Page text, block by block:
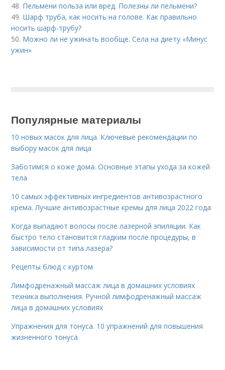
48. Пельмени польза или вред. Полезны ли пельмени?
49. Шарф труба, как носить на голове. Как правильно
носить шарф-трубу?
50. Можно ли не ужинать вообще. Села на диету «Минус
ужин»
Популярные материалы
10 новых масок для лица. Ключевые рекомендации по
выбору масок для лица
Заботимся о коже дома. Основные этапы ухода за кожей
тела
10 самых эффективных ингредиентов антивозрастного
крема. Лучшие антивозрастные кремы для лица 2022 года
Когда выпадают волосы после лазерной эпиляции. Как
быстро тело становится гладким после процедуры, в
зависимости от типа лазера?
Рецепты блюд с куртом
Лимфодренажный массаж лица в домашних условиях
техника выполнения. Ручной лимфодренажный массаж
лица в домашних условиях
Упражнения для тонуса. 10 упражнений для повышения
жизненного тонуса